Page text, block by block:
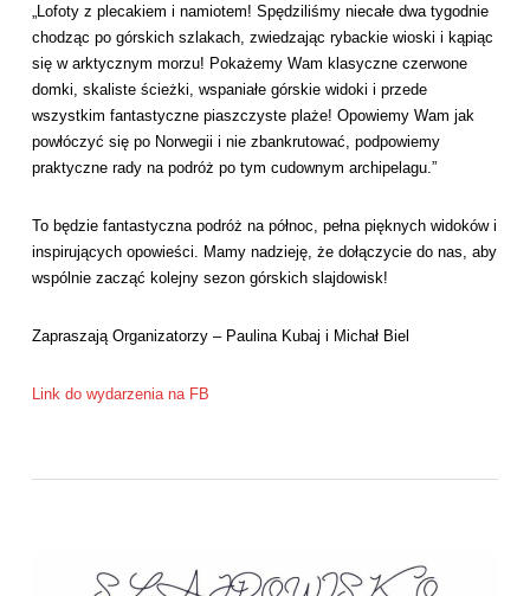
„Lofoty z plecakiem i namiotem! Spędziliśmy niecałe dwa tygodnie
chodząc po górskich szlakach, zwiedzając rybackie wioski i kąpiąc
się w arktycznym morzu! Pokażemy Wam klasyczne czerwone
domki, skaliste ścieżki, wspaniałe górskie widoki i przede
wszystkim fantastyczne piaszczyste plaże! Opowiemy Wam jak
powłóczyć się po Norwegii i nie zbankrutować, podpowiemy
praktyczne rady na podróż po tym cudownym archipelagu.”
To będzie fantastyczna podróż na północ, pełna pięknych widoków i
inspirujących opowieści. Mamy nadzieję, że dołączycie do nas, aby
wspólnie zacząć kolejny sezon górskich slajdowisk!
Zapraszają Organizatorzy – Paulina Kubaj i Michał Biel
Link do wydarzenia na FB